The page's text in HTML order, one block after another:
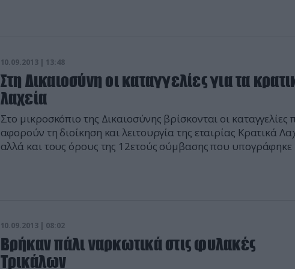
10.09.2013 | 13:48
Στη Δικαιοσύνη οι καταγγελίες για τα
λαχεία
Στο μικροσκόπιο της Δικαιοσύνης βρίσκονται οι καταγγελίες
αφορούν τη διοίκηση και λειτουργία της εταιρίας Κρατικά
αλλά και τους όρους της 12ετούς σύμβασης που υπογράφηκε
10.09.2013 | 08:02
Βρήκαν πάλι ναρκωτικά στις φυλακές
Τρικάλων